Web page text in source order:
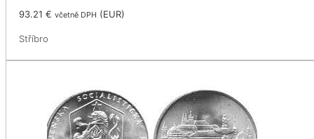
93.21€ včetně DPH (EUR)
Stříbro